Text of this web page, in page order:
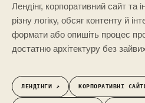
Лендінг, корпоративний сайт та
різну логіку, обсяг контенту й
формати або опишіть процес
достатню архітектуру без
ЛЕНДІНГИ ↗︎ КОРПОРАТИВНІ